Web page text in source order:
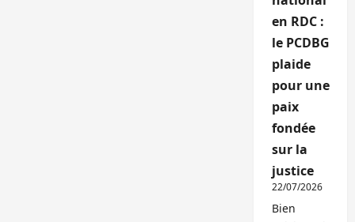
en RDC :
le PCDBG
plaide
pour une
paix
fondée
sur la
justice
22/07/2026
Bien